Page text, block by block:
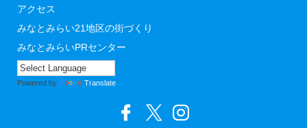
アクセス
みなとみらい21地区の街づくり
みなとみらいPRセンター
Powered by Translate